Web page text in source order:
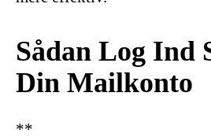
Sådan Log Ind
Din Mailkonto
**